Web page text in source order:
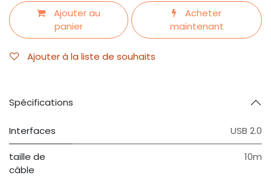
Ajouter au
panier
Acheter
maintenant
Ajouter à la liste de souhaits
Spécifications
Interfaces USB 2.0
taille de
câble
10m